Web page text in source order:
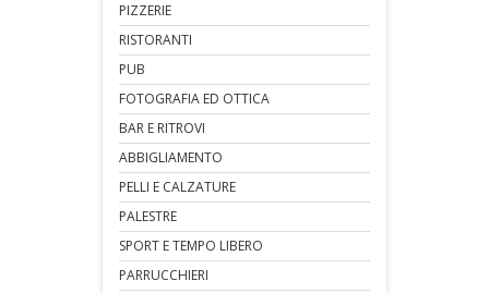
PIZZERIE
RISTORANTI
PUB
FOTOGRAFIA ED OTTICA
BAR E RITROVI
ABBIGLIAMENTO
PELLI E CALZATURE
PALESTRE
SPORT E TEMPO LIBERO
PARRUCCHIERI